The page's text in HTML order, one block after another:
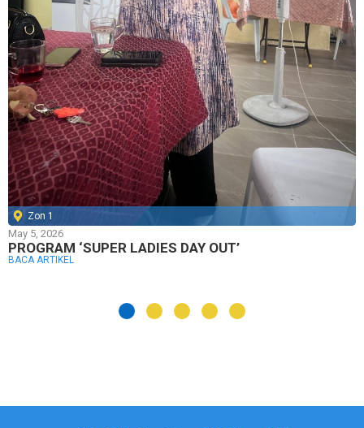
Zon 1
May 5, 2026
PROGRAM ‘SUPER LADIES DAY OUT’
BACA ARTIKEL